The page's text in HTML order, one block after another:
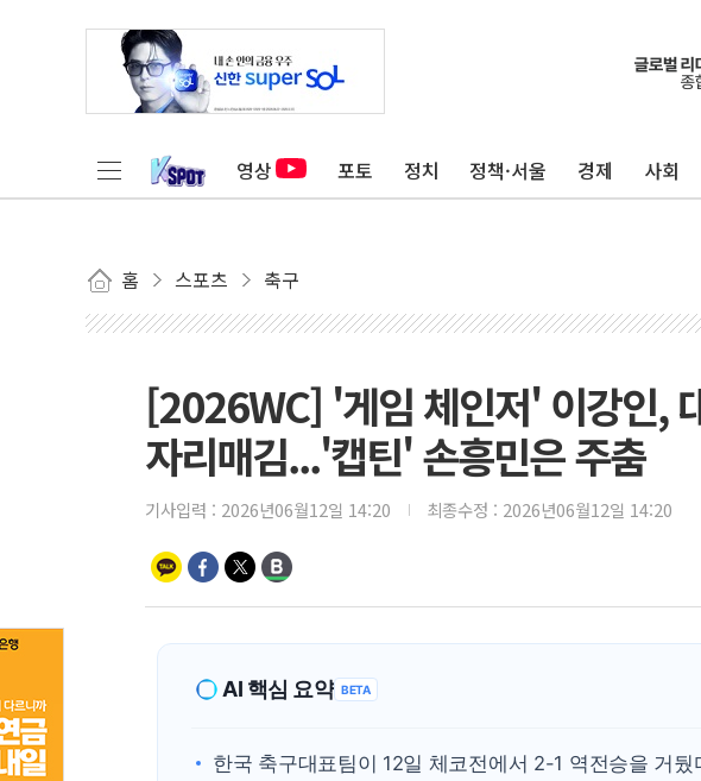
영상 포토 정치 정책·서울 경제 사회
홈 스포츠 축구
[2026WC] '게임 체인저' 이강인,
자리매김...'캡틴' 손흥민은 주춤
기사입력 : 2026년06월12일 14:20 최종수정 : 2026년06월12일 14:20
AI 핵심 요약 BETA
한국 축구대표팀이 12일 체코전에서 2-1 역전승을 거뒀